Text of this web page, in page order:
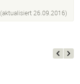
26.09.2016)